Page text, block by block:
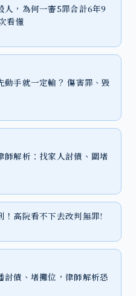
人，為何一審5罪合計6年9
看懂
手就一定輸？ 傷害罪、毀
師解析：找家人討債、圍堵
！高院看不下去改判無罪!
債、堵攤位，律師解析恐